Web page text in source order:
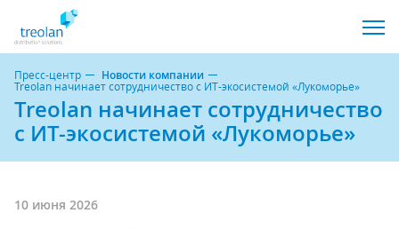
Пресс-центр Новости компании
Treolan начинает сотрудничество с ИТ-экосистемой «Лукоморье»
Treolan начинает сотрудничество
с ИТ-экосистемой «Лукоморье»
10 июня 2026